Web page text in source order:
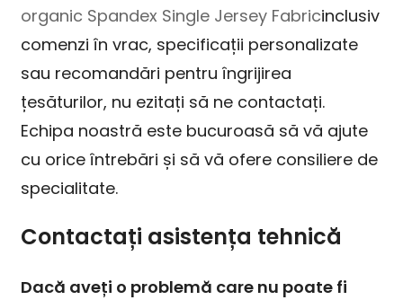
organic Spandex Single Jersey Fabricinclusiv
comenzi în vrac, specificații personalizate
sau recomandări pentru îngrijirea
țesăturilor, nu ezitați să ne contactați.
Echipa noastră este bucuroasă să vă ajute
cu orice întrebări și să vă ofere consiliere de
specialitate.
Contactați asistența tehnică
Dacă aveți o problemă care nu poate fi